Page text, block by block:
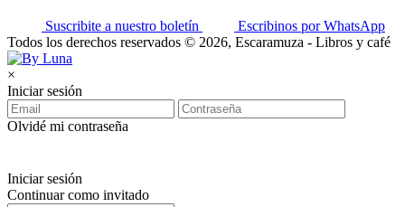
Suscribite a nuestro boletín
Escribinos por WhatsApp
Todos los derechos reservados © 2026, Escaramuza - Libros y café
×
Iniciar sesión
Olvidé mi contraseña
Iniciar sesión
Continuar como invitado